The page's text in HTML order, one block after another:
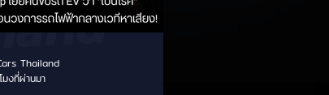
Thailand
งที่ผ่านมา